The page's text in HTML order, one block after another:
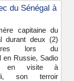
du Sénégal à
capitaine du
durant deux (2)
lors du
en Russie, Sadio
en visite à
son terroir